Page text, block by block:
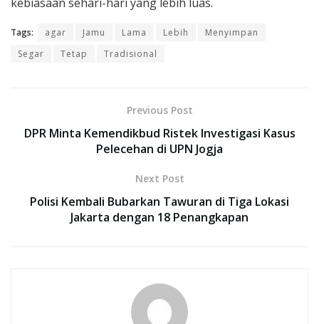
Tags: agar Jamu Lama Lebih
Menyimpan
Segar
Tetap Tradisional
Previous Post
DPR Minta Kemendikbud Ristek Investigasi Kasus
Pelecehan di UPN Jogja
Next Post
Polisi Kembali Bubarkan Tawuran di Tiga Lokasi
Jakarta dengan 18 Penangkapan